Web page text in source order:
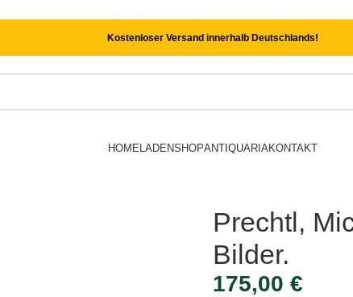
Kostenloser Versand innerhalb Deutschlands!
HOME LADENSHOPANTIQUARIAKONTAKT
Prechtl,
Bilder.
175,00 €